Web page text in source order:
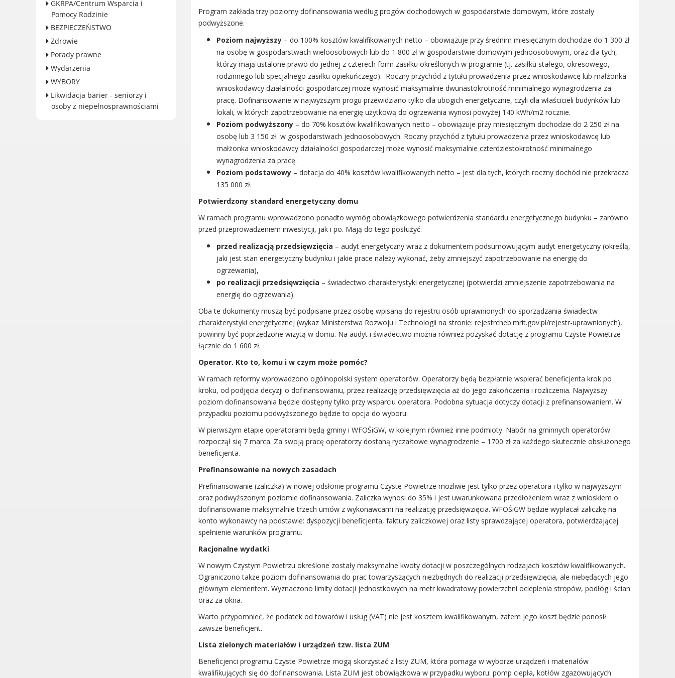
KONTAKT
Dane adresowe, wydziały i
Program zakłada trzy poziomy dofinansowania według progów dochodowych w gospodarstwie domowym, które zostały
podwyższone.
Poziom najwyższy– do 100% kosztów kwalifikowanych netto – obowiązuje przy średnim miesięcznym dochodzie do 1 300 zł
na osobę w gospodarstwach wieloosobowych lub do 1 800 zł w gospodarstwie domowym jednoosobowym, oraz dla tych,
którzy mają ustalone prawo do jednej z czterech form zasiłku określonych w programie (tj. zasiłku stałego, okresowego,
rodzinnego lub specjalnego zasiłku opiekuńczego). Roczny przychód z tytułu prowadzenia przez wnioskodawcę lub małżonka
wnioskodawcy działalności gospodarczej może wynosić maksymalnie dwunastokrotność minimalnego wynagrodzenia za
pracę. Dofinansowanie w najwyższym progu przewidziano tylko dla ubogich energetycznie, czyli dla właścicieli budynków lub
lokali, w których zapotrzebowanie na energię użytkową do ogrzewania wynosi powyżej 140 kWh/m2 rocznie.
Poziom podwyższony– do 70% kosztów kwalifikowanych netto – obowiązuje przy miesięcznym dochodzie do 2 250 zł na
osobę lub 3 150 zł w gospodarstwach jednoosobowych. Roczny przychód z tytułu prowadzenia przez wnioskodawcę lub
małżonka wnioskodawcy działalności gospodarczej może wynosić maksymalnie czterdziestokrotność minimalnego
wynagrodzenia za pracę.
Poziom podstawowy– dotacja do 40% kosztów kwalifikowanych netto – jest dla tych, których roczny dochód nie przekracza
135 000 zł.
Potwierdzony standard energetyczny domu
W ramach programu wprowadzono ponadto wymóg obowiązkowego potwierdzenia standardu energetycznego budynku – zarówno
przed przeprowadzeniem inwestycji, jak i po. Mają do tego posłużyć:
przed realizacją przedsięwzięcia – audyt energetyczny wraz z dokumentem podsumowującym audyt energetyczny (określą,
jaki jest stan energetyczny budynku i jakie prace należy wykonać, żeby zmniejszyć zapotrzebowanie na energię do
ogrzewania),
po realizacji przedsięwzięcia – świadectwo charakterystyki energetycznej (potwierdzi zmniejszenie zapotrzebowania na
energię do ogrzewania).
Oba te dokumenty muszą być podpisane przez osobę wpisaną do rejestru osób uprawnionych do sporządzania świadectw
charakterystyki energetycznej (wykaz Ministerstwa Rozwoju i Technologii na stronie: rejestrcheb.mrit.gov.pl/rejestr-uprawnionych),
powinny być poprzedzone wizytą w domu. Na audyt i świadectwo można również pozyskać dotację z programu Czyste Powietrze –
łącznie do 1 600 zł.
Operator. Kto to, komu i w czym może pomóc?
W ramach reformy wprowadzono ogólnopolski system operatorów. Operatorzy będą bezpłatnie wspierać beneficjenta krok po
kroku, od podjęcia decyzji o dofinansowaniu, przez realizację przedsięwzięcia aż do jego zakończenia i rozliczenia. Najwyższy
poziom dofinansowania będzie dostępny tylko przy wsparciu operatora. Podobna sytuacja dotyczy dotacji z prefinansowaniem. W
przypadku poziomu podwyższonego będzie to opcja do wyboru.
W pierwszym etapie operatorami będą gminy i WFOŚiGW, w kolejnym również inne podmioty. Nabór na gminnych operatorów
rozpoczął się 7 marca. Za swoją pracę operatorzy dostaną ryczałtowe wynagrodzenie – 1700 zł za każdego skutecznie obsłużonego
beneficjenta.
Prefinansowanie na nowych zasadach
Prefinansowanie (zaliczka) w nowej odsłonie programu Czyste Powietrze możliwe jest tylko przez operatora i tylko w najwyższym
oraz podwyższonym poziomie dofinansowania. Zaliczka wynosi do 35% i jest uwarunkowana przedłożeniem wraz z wnioskiem o
dofinansowanie maksymalnie trzech umów z wykonawcami na realizację przedsięwzięcia. WFOŚiGW będzie wypłacał zaliczkę na
konto wykonawcy na podstawie: dyspozycji beneficjenta, faktury zaliczkowej oraz listy sprawdzającej operatora, potwierdzającej
spełnienie warunków programu.
Racjonalne wydatki
W nowym Czystym Powietrzu określone zostały maksymalne kwoty dotacji w poszczególnych rodzajach kosztów kwalifikowanych.
Ograniczono także poziom dofinansowania do prac towarzyszących niezbędnych do realizacji przedsięwzięcia, ale niebędących jego
głównym elementem. Wyznaczono limity dotacji jednostkowych na metr kwadratowy powierzchni ocieplenia stropów, podłóg i ścian
oraz za okna.
Warto przypomnieć, że podatek od towarów i usług (VAT) nie jest kosztem kwalifikowanym, zatem jego koszt będzie ponosił
zawsze beneficjent.
Lista zielonych materiałów i urządzeń tzw. lista ZUM
Beneficjenci programu Czyste Powietrze mogą skorzystać z listy ZUM, która pomaga w wyborze urządzeń i materiałów
kwalifikujących się do dofinansowania. Lista ZUM jest obowiązkowa w przypadku wyboru: pomp ciepła, kotłów zgazowujących
GKRPA/Centrum Wsparcia i
Pomocy Rodzinie
BEZPIECZEŃSTWO
Zdrowie
Porady prawne
Wydarzenia
WYBORY
Likwidacja barier - seniorzy i
osoby z niepełnosprawnościami